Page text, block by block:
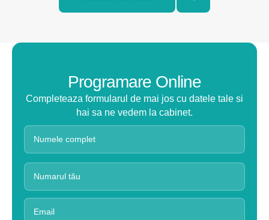
Programare Online
Completeaza formularul de mai jos cu datele tale si
hai sa ne vedem la cabinet.